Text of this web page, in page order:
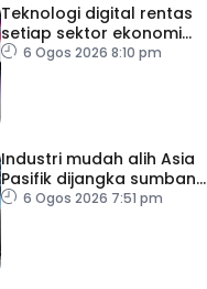
Teknologi digital rentas
setiap sektor ekonomi
diperkasa seiring
6 Ogos 2026 8:10 pm
Industri mudah alih Asia
Pasifik dijangka sumbang
AS$1.4 trilion menjelang
6 Ogos 2026 7:51 pm